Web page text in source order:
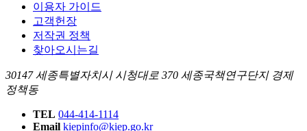
이용자 가이드
고객헌장
저작권 정책
찾아오시는길
30147 세종특별자치시 시청대로 370 세종국책연구단지 경제
정책동
TEL 044-414-1114
Email kiepinfo@kiep.go.kr